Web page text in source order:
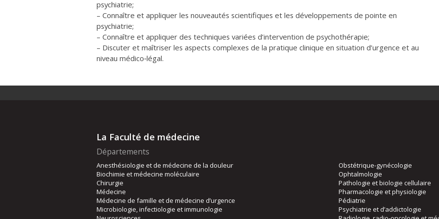
psychiatrie;
– Connaître et appliquer les nouveautés scientifiques et les développements de pointe en
psychiatrie;
– Connaître et appliquer des techniques variées d’intervention de psychothérapie;
– Discuter et maîtriser les aspects complexes de la pratique clinique en situation d’urgence et au
niveau médico‐légal.
La Faculté de médecine
Départements
Anesthésiologie et de médecine de la douleur
Biochimie et médecine moléculaire
Chirurgie
Médecine
Médecine de famille et de médecine d’urgence
Microbiologie, infectiologie et immunologie
Obstétrique-gynécologie
Ophtalmologie
Pathologie et biologie cellulaire
Pharmacologie et physiologie
Pédiatrie
Psychiatrie et d’addictologie